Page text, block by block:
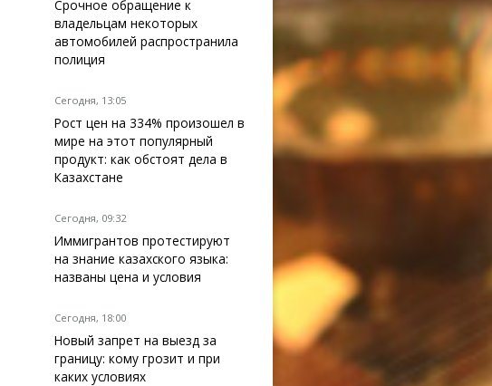
Срочное обращение к
владельцам некоторых
автомобилей распространила
полиция
Сегодня, 13:05
Рост цен на 334% произошел в
мире на этот популярный
продукт: как обстоят дела в
Казахстане
Сегодня, 09:32
Иммигрантов протестируют
на знание казахского языка:
названы цена и условия
Сегодня, 18:00
Новый запрет на выезд за
границу: кому грозит и при
каких условиях